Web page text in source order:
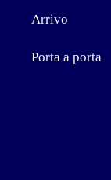
Arrivo
Porta a porta